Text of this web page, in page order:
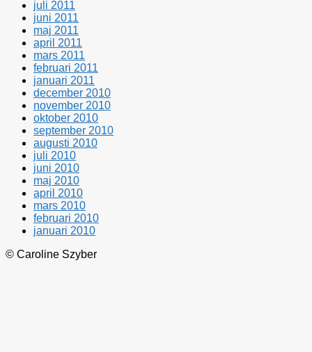
juli 2011
juni 2011
maj 2011
april 2011
mars 2011
februari 2011
januari 2011
december 2010
november 2010
oktober 2010
september 2010
augusti 2010
juli 2010
juni 2010
maj 2010
april 2010
mars 2010
februari 2010
januari 2010
© Caroline Szyber